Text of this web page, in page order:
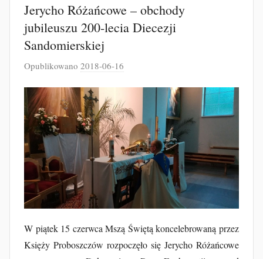
Jerycho Różańcowe – obchody
jubileuszu 200-lecia Diecezji
Sandomierskiej
Opublikowano 2018-06-16
e
z
J
a
k
u
b
u
r
W piątek 15 czerwca Mszą Świętą koncelebrowaną przez
Księży Proboszczów rozpoczęło się Jerycho Różańcowe